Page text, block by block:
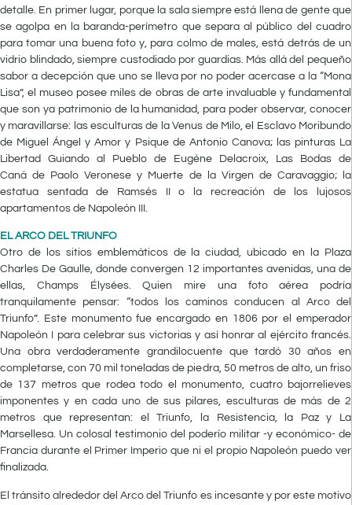
detalle. En primer lugar, porque la sala siempre está llena de gente que
se agolpa en la baranda-perímetro que separa al público del cuadro
para tomar una buena foto y, para colmo de males, está detrás de un
vidrio blindado, siempre custodiado por guardias. Más allá del pequeño
sabor a decepción que uno se lleva por no poder acercase a la “Mona
Lisa”, el museo posee miles de obras de arte invaluable y fundamental
que son ya patrimonio de la humanidad, para poder observar, conocer
y maravillarse: las esculturas de la Venus de Milo, el Esclavo Moribundo
de Miguel Ángel y Amor y Psique de Antonio Canova; las pinturas La
Libertad Guiando al Pueblo de Eugène Delacroix, Las Bodas de
Caná de Paolo Veronese y Muerte de la Virgen de Caravaggio; la
estatua sentada de Ramsés II o la recreación de los lujosos
apartamentos de Napoleón III.
EL ARCO DEL TRIUNFO
Otro de los sitios emblemáticos de la ciudad, ubicado en la Plaza
Charles De Gaulle, donde convergen 12 importantes avenidas, una de
ellas, Champs Élysées. Quien mire una foto aérea podría
tranquilamente pensar: “todos los caminos conducen al Arco del
Triunfo”. Este monumento fue encargado en 1806 por el emperador
Napoleón I para celebrar sus victorias y así honrar al ejército francés.
Una obra verdaderamente grandilocuente que tardó 30 años en
completarse, con 70 mil toneladas de piedra, 50 metros de alto, un friso
de 137 metros que rodea todo el monumento, cuatro bajorrelieves
imponentes y en cada uno de sus pilares, esculturas de más de 2
metros que representan: el Triunfo, la Resistencia, la Paz y La
Marsellesa. Un colosal testimonio del poderío militar -y económico- de
Francia durante el Primer Imperio que ni el propio Napoleón puedo ver
finalizada.
El tránsito alrededor del Arco del Triunfo es incesante y por este motivo